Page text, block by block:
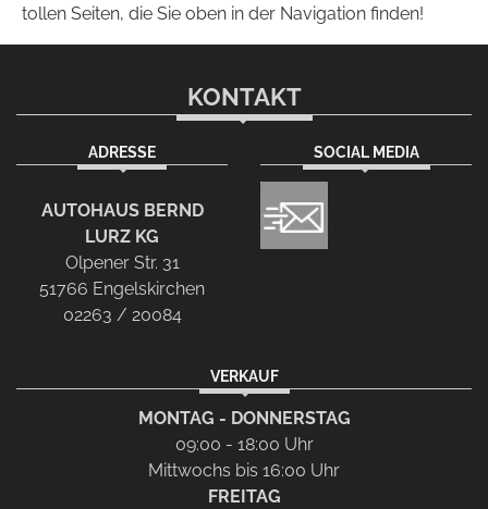
tollen Seiten, die Sie oben in der Navigation finden!
KONTAKT
ADRESSE
AUTOHAUS BERND
LURZ KG
Olpener Str. 31
51766 Engelskirchen
02263 / 20084
SOCIAL MEDIA
VERKAUF
MONTAG - DONNERSTAG
09:00 - 18:00 Uhr
Mittwochs bis 16:00 Uhr
FREITAG